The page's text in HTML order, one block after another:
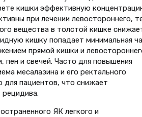
кишки эффективную
при лечении левостороннего,
вещества в толстой кишке
кишку попадает минимальная
прямой кишки и
и свечей. Часто для повышения
месалазина и его ректального
для пациентов, что снижает
ЯК легкого и